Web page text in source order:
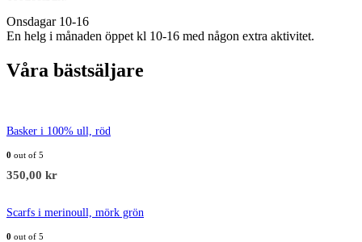
Onsdagar 10-16
En helg i månaden öppet kl 10-16 med någon extra aktivitet.
Våra bästsäljare
Basker i 100% ull, röd
0 out of 5
350,00 kr
Scarfs i merinoull, mörk grön
0 out of 5